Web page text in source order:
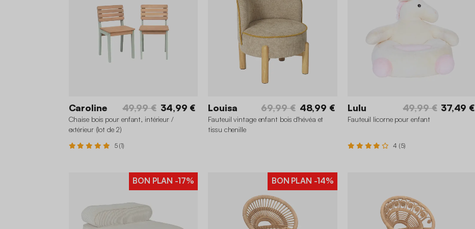
Caroline 49,99 € 34,99 €
Chaise bois pour enfant, intérieur /
extérieur (lot de 2)
5 (1)
Louisa 69,99 € 48,99 €
Fauteuil vintage enfant bois d'hévéa et
tissu chenille
Lulu 49,99 € 37,49 €
Fauteuil licorne pour enfant
4 (5)
BON PLAN -17% BON PLAN -14%